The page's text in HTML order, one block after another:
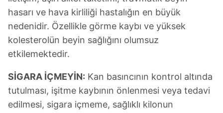
hasarı ve hava kirliliği hastalığın en büyük
nedenidir. Özellikle görme kaybı ve yüksek
kolesterolün beyin sağlığını olumsuz
etkilemektedir.
SİGARA İÇMEYİN: Kan basıncının kontrol altında
tutulması, işitme kaybının önlenmesi veya tedavi
edilmesi, sigara içmeme, sağlıklı kilonun